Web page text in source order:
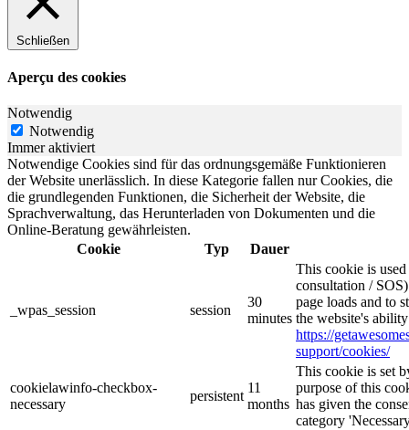
Schließen
Aperçu des cookies
Notwendig
Notwendig
Immer aktiviert
Notwendige Cookies sind für das ordnungsgemäße Funktionieren
der Website unerlässlich. In diese Kategorie fallen nur Cookies, die
die grundlegenden Funktionen, die Sicherheit der Website, die
Sprachverwaltung, das Herunterladen von Dokumenten und die
Online-Beratung gewährleisten.
Cookie
Typ Dauer
_wpas_session session
30
minutes
This cookie is
consultation /
page loads and to
the website's
https://
support/cookies/
cookielawinfo-checkbox-
necessary
persistent
11
months
This cookie is set
purpose of this
has given the
category